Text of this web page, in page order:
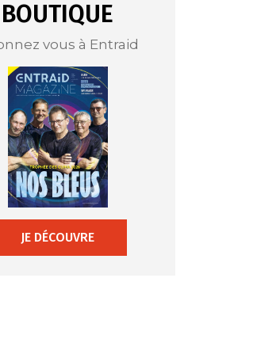
BOUTIQUE
vous à Entraid
JE DÉCOUVRE